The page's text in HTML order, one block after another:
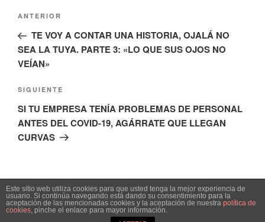
Navegación
entradas
Entrada
anterior:
ANTERIOR
TE VOY A CONTAR UNA HISTORIA, OJALÁ NO
SEA LA TUYA. PARTE 3: «LO QUE SUS OJOS NO
VEÍAN»
Siguiente
entrada
SIGUIENTE
SI TU EMPRESA TENÍA PROBLEMAS DE PERSONAL
ANTES DEL COVID-19, AGÁRRATE QUE LLEGAN
CURVAS
Funciona gracias a WordPress
Este sitio web utiliza cookies para que usted tenga la mejor experiencia de
usuario. Si continúa navegando está dando su consentimiento para la
aceptación de las mencionadas cookies y la aceptación de nuestra política de
cookies, pinche el enlace para mayor información.